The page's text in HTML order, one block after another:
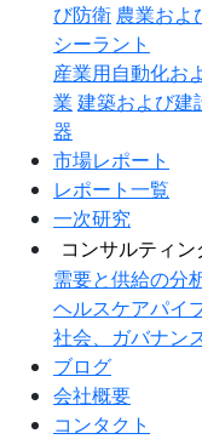
び防衛 農業およ
シーラント
産業用自動化お
業 建築および建
器
市場レポート
レポート一覧
一次研究
コンサルティ
需要と供給の分
ヘルスケアパイ
社会、ガバナン
ブログ
会社概要
コンタクト